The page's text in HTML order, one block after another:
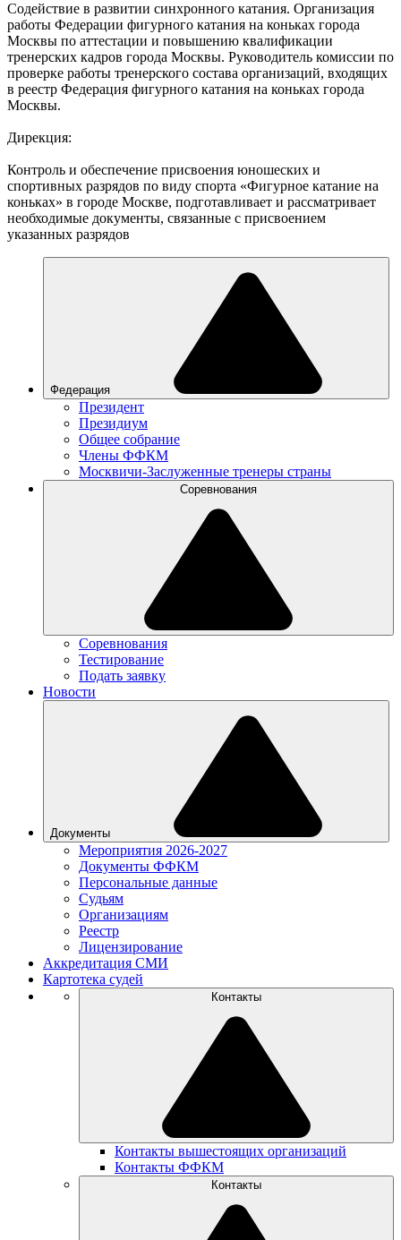
Содействие в развитии синхронного катания. Организация
работы Федерации фигурного катания на коньках города
Москвы по аттестации и повышению квалификации
тренерских кадров города Москвы. Руководитель комиссии по
проверке работы тренерского состава организаций, входящих
в реестр Федерация фигурного катания на коньках города
Москвы.
Дирекция:
Контроль и обеспечение присвоения юношеских и
спортивных разрядов по виду спорта «Фигурное катание на
коньках» в городе Москве, подготавливает и рассматривает
необходимые документы, связанные с присвоением
указанных разрядов
Федерация
Президент
Президиум
Общее собрание
Члены ФФКМ
Москвичи-Заслуженные тренеры страны
Соревнования
Соревнования
Тестирование
Подать заявку
Новости
Документы
Мероприятия 2026-2027
Документы ФФКМ
Персональные данные
Судьям
Организациям
Реестр
Лицензирование
Аккредитация СМИ
Картотека судей
Контакты
Контакты вышестоящих организаций
Контакты ФФКМ
Контакты